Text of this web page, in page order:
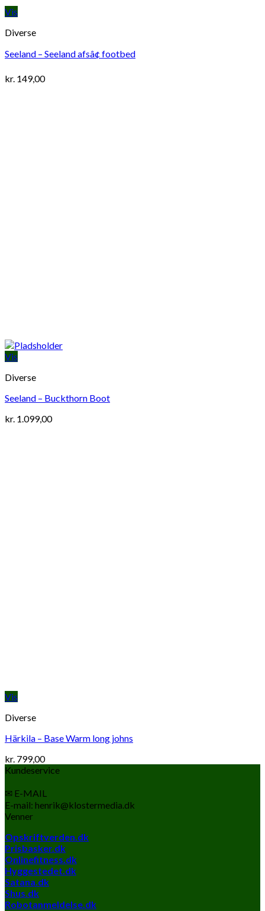
Vis
Diverse
Seeland – Seeland afsâ¢ footbed
kr. 149,00
Vis
Diverse
Seeland – Buckthorn Boot
kr. 1.099,00
Vis
Diverse
Härkila – Base Warm long johns
kr. 799,00
Kundeservice
✉ E-MAIL
E-mail: henrik@klostermedia.dk
Venner
Opskriftverden.dk
Prisbasker.dk
Onlinefitness.dk
Hyggestedet.dk
Satana.dk
Shus.dk
Robotanmeldelse.dk